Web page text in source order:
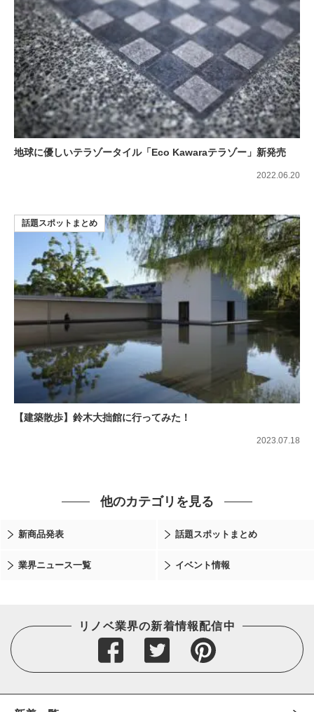
地球に優しいテラゾータイル「Eco Kawaraテラゾー」新発売
2022.06.20
【建築散歩】鈴木大拙館に行ってみた！
話題スポットまとめ
2023.07.18
他のカテゴリを見る
新商品発表 話題スポットまとめ
業界ニュース一覧 イベント情報
リノベ業界の新着情報配信中